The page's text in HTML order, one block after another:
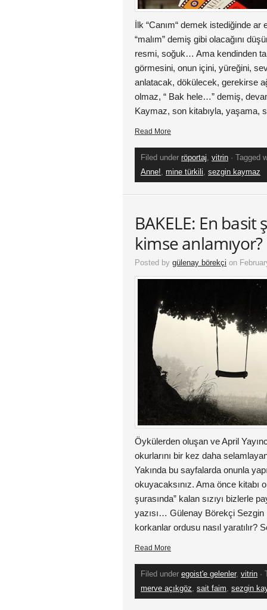
İlk “Canım“ demek istediğinde
“malım” demiş gibi olacağını
resmi, soğuk… Ama kendinden
görmesini, onun içini, yüreğini,
anlatacak, dökülecek, gerekirse
olmaz, “ Bak hele…” demiş,
Kaymaz, son kitabıyla, yaşama,
Read More
Filed under röportaj, vitrin · Tagged
Anne!, mine türkili, sezgin kaymaz
BAKELE: En
kimse anlamıyor?
Posted by gülenay börekçi on
Öykülerden oluşan ve April
okurlarını bir kez daha
Yakında bu sayfalarda onunla
okuyacaksınız. Ama önce kitabı
şurasında” kalan sızıyı bizlerle
yazısı… Gülenay Börekçi Sezgin
korkanlar ordusu nasıl yaratılır?
Read More
Filed under egoist'e gelenler, vitrin ·
merve açıkgöz, sait faim, sezgin